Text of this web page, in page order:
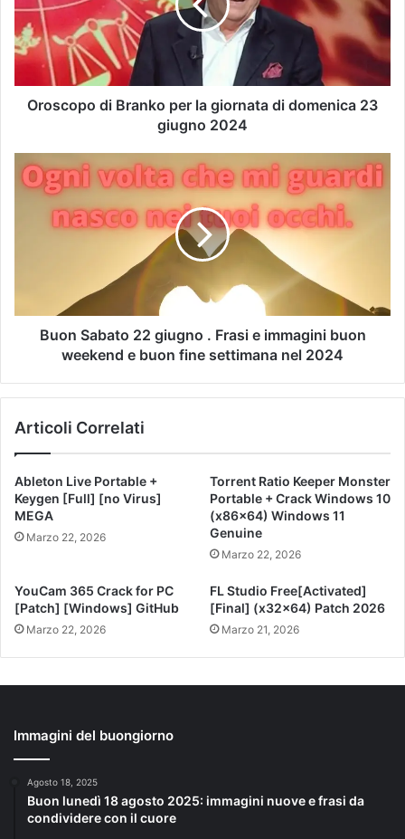
Oroscopo di Branko per la giornata di domenica 23
giugno 2024
Buon Sabato 22 giugno . Frasi e immagini buon
weekend e buon fine settimana nel 2024
Articoli Correlati
Ableton Live Portable +
Keygen [Full] [no Virus]
MEGA
Marzo 22, 2026
Torrent Ratio Keeper Monster
Portable + Crack Windows 10
(x86x64) Windows 11
Genuine
Marzo 22, 2026
YouCam 365 Crack for PC
[Patch] [Windows] GitHub
Marzo 22, 2026
FL Studio Free[Activated]
[Final] (x32x64) Patch 2026
Marzo 21, 2026
Immagini del buongiorno
Agosto 18, 2025
Buon lunedì 18 agosto 2025: immagini nuove e frasi da
condividere con il cuore